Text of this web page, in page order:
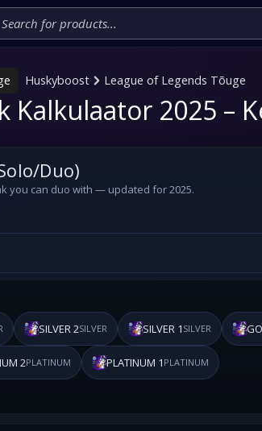
Huskyboost League of Legends Tõuge
Kalkulaator 2025 –
Duo)
you can duo with — updated for 2025.
SILVER 2SILVER SILVER 1 SILVER
2PLATINUM PLATINUM 1 PLATINUM